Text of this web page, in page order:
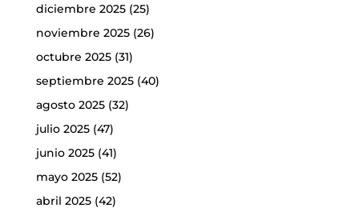
diciembre 2025(25)
noviembre 2025(26)
octubre 2025(31)
septiembre 2025(40)
agosto 2025(32)
julio 2025(47)
junio 2025(41)
mayo 2025(52)
abril 2025(42)